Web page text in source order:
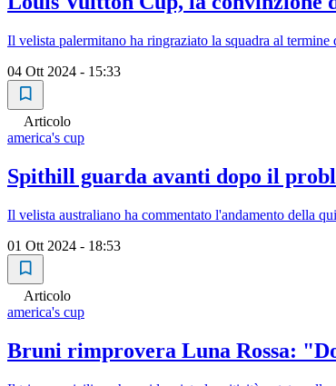
Il velista palermitano ha ringraziato la squadra al
04 Ott 2024 - 15:33
Articolo
america's cup
Spithill guarda avanti dopo il
Il velista australiano ha commentato l'andamento della
01 Ott 2024 - 18:53
Articolo
america's cup
Bruni rimprovera Luna Rossa: